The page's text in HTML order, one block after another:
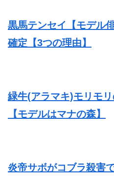
・
黒馬テンセイ【モデル
確定【3つの理由】
緑牛(アラマキ)モリモ
【モデルはマナの森】
炎帝サボがコブラ殺害